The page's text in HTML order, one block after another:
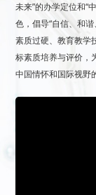
未来”的办学定位和“
色，倡导“自信、和
素质过硬、教育教学
标素质培养与评价，
中国情怀和国际视野